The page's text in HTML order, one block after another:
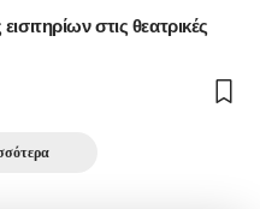
στις θεατρικές